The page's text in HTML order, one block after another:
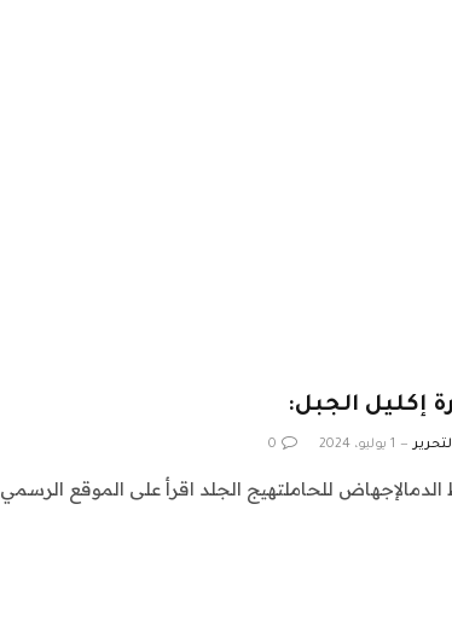
إكليل الجبل:
1 يوليو، 2024 0
للحاملتهيج الجلد اقرأ على الموقع الرسمي